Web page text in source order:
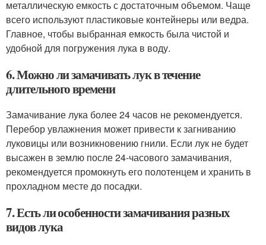
металлическую емкость с достаточным объемом. Чаще
всего используют пластиковые контейнеры или ведра.
Главное, чтобы выбранная емкость была чистой и
удобной для погружения лука в воду.
6. Можно ли замачивать лук в течение
длительного времени
Замачивание лука более 24 часов не рекомендуется.
Перебор увлажнения может привести к загниванию
луковицы или возникновению гнили. Если лук не будет
высажен в землю после 24-часового замачивания,
рекомендуется промокнуть его полотенцем и хранить в
прохладном месте до посадки.
7. Есть ли особенности замачивания разных
видов лука